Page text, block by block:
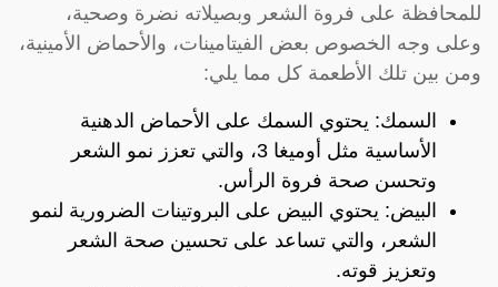
للمحافظة على فروة الشعر وبصيلاته نضرة وصحية،
وعلى وجه الخصوص بعض الفيتامينات، والأحماض الأمينية،
ومن بين تلك الأطعمة كل مما يلي:
السمك: يحتوي السمك على الأحماض الدهنية
الأساسية مثل أوميغا 3، والتي تعزز نمو الشعر
وتحسن صحة فروة الرأس.
البيض: يحتوي البيض على البروتينات الضرورية لنمو
الشعر، والتي تساعد على تحسين صحة الشعر
وتعزيز قوته.